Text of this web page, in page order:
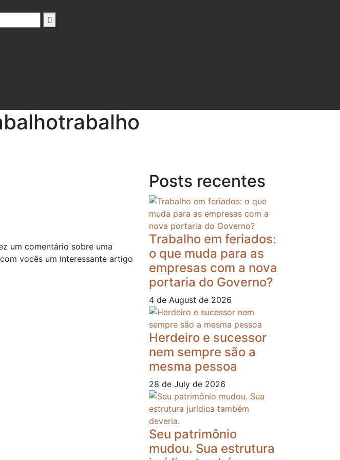
um comentário sobre uma
vocês um interessante artigo
Posts recentes
Trabalho em feriados:
o que muda para as
empresas com a nova
portaria do Governo?
4 de August de 2026
Herdeiro e sucessor
nem sempre são a
mesma pessoa
28 de July de 2026
Seu patrimônio
mudou. Sua estrutura